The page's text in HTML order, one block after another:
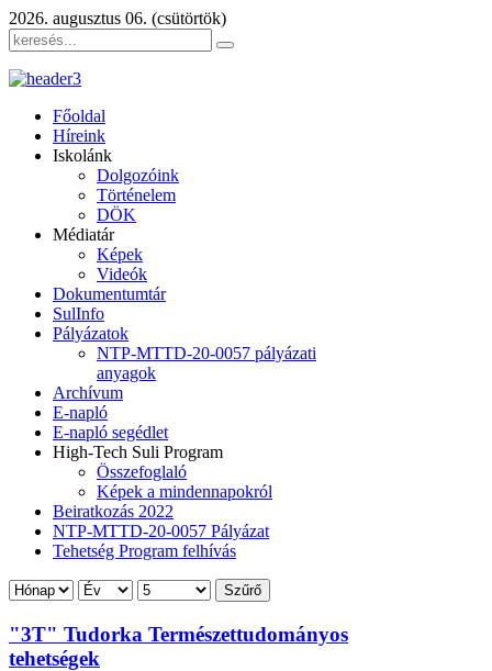
2026. augusztus 06. (csütörtök)
Főoldal
Híreink
Iskolánk
Dolgozóink
Történelem
DÖK
Médiatár
Képek
Videók
Dokumentumtár
SulInfo
Pályázatok
NTP-MTTD-20-0057 pályázati
anyagok
Archívum
E-napló
E-napló segédlet
High-Tech Suli Program
Összefoglaló
Képek a mindennapokról
Beiratkozás 2022
NTP-MTTD-20-0057 Pályázat
Tehetség Program felhívás
Szűrő
"3T" Tudorka Természettudományos
tehetségek